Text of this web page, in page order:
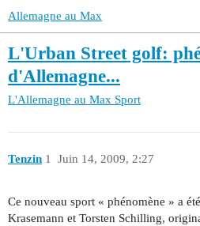
Allemagne au Max
L'Urban Street golf:
d'Allemagne...
L'Allemagne au Max Sport
Tenzin Juin 14, 2009, 2:27
1
Ce nouveau sport « phénomène » a
Krasemann et Torsten Schilling,